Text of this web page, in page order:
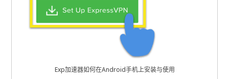
Exp加速器如何在Android手机上安装与使用